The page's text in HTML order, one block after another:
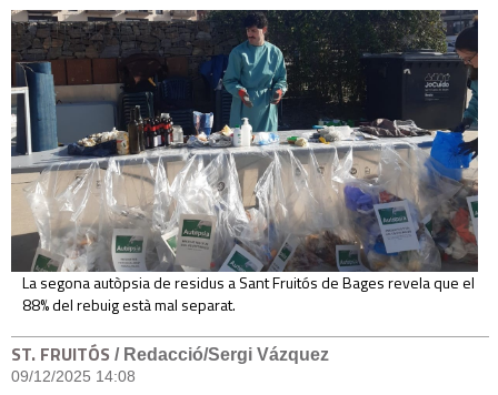
La segona autòpsia de residus a Sant Fruitós de Bages revela que el
88% del rebuig està mal separat.
ST. FRUITÓS / Redacció/Sergi Vázquez
09/12/2025 14:08